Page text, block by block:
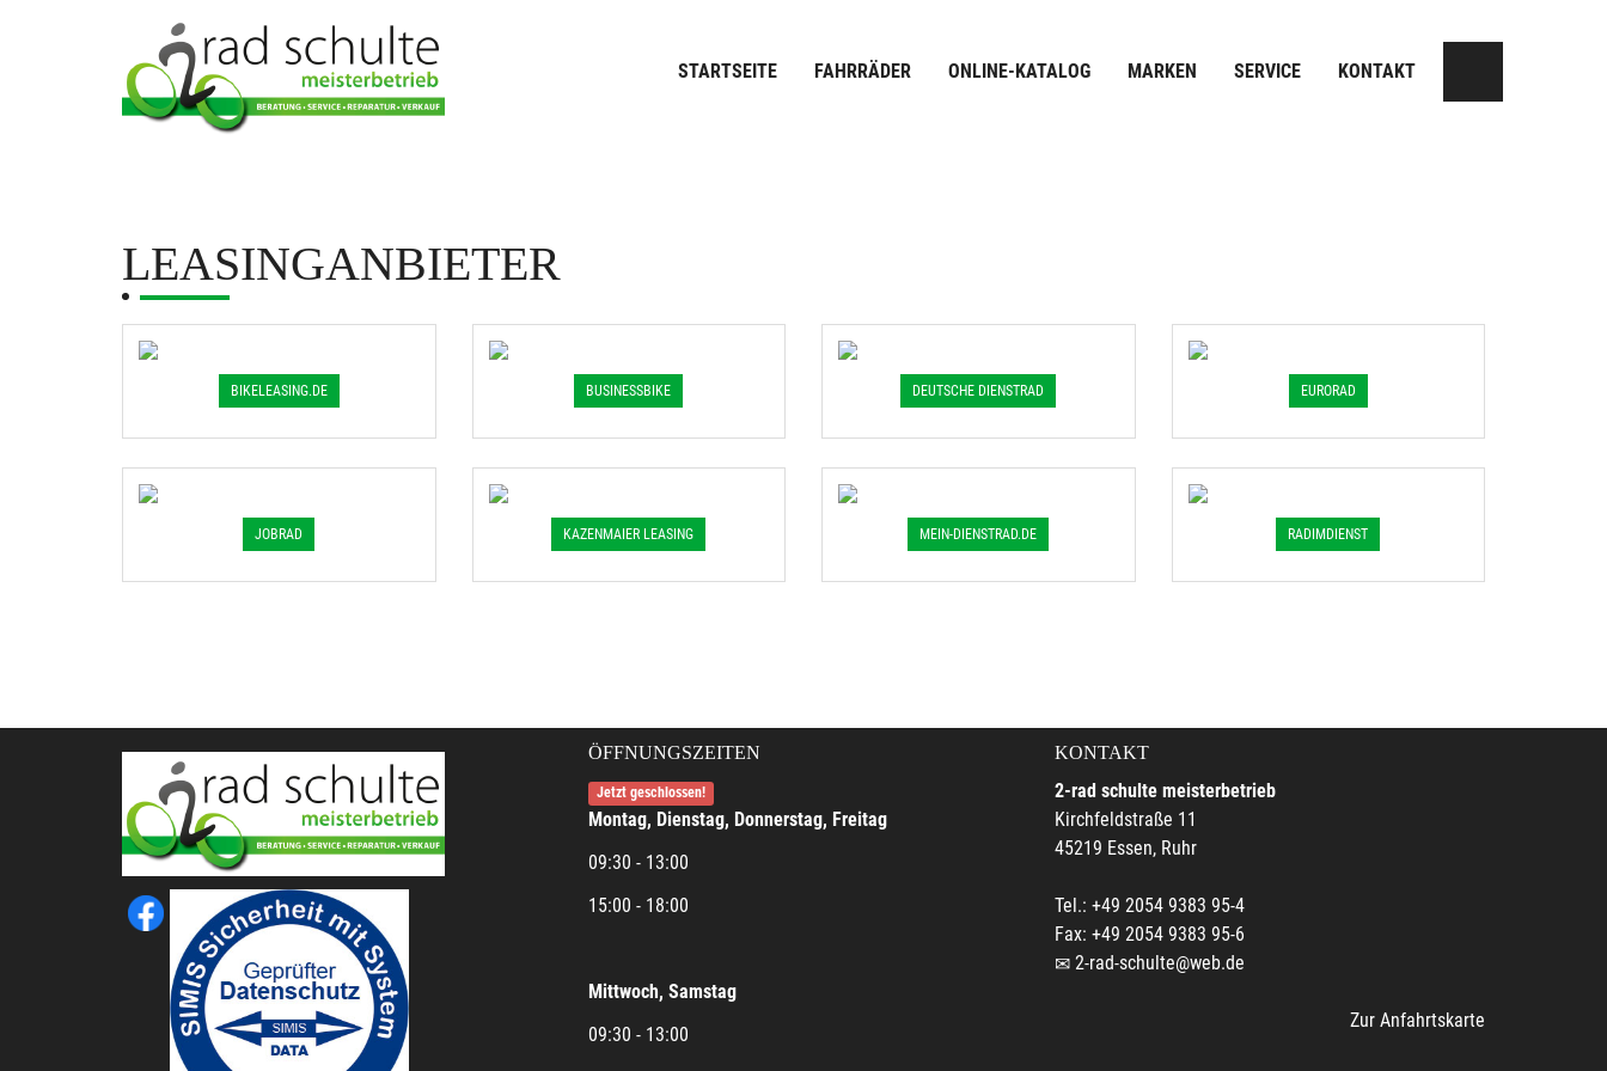
STARTSEITE FAHRRÄDER ONLINE-KATALOG MARKEN SERVICE KONTAKT
LEASINGANBIETER
BIKELEASING.DE BUSINESSBIKE DEUTSCHE DIENSTRAD EURORAD
JOBRAD KAZENMAIER LEASING MEIN-DIENSTRAD.DE RADIMDIENST
ÖFFNUNGSZEITEN
Jetzt geschlossen!
Montag, Dienstag, Donnerstag, Freitag
09:30 - 13:00
15:00 - 18:00
Mittwoch, Samstag
09:30 - 13:00
KONTAKT
2-rad schulte meisterbetrieb
Kirchfeldstraße 11
45219 Essen, Ruhr
Tel.: +49 2054 9383 95-4
Fax: +49 2054 9383 95-6
2-rad-schulte@web.de
Zur Anfahrtskarte